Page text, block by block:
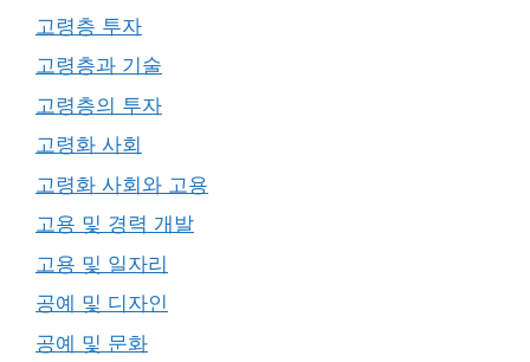
고령층 투자
고령층과 기술
고령층의 투자
고령화 사회
고령화 사회와 고용
고용 및 경력 개발
고용 및 일자리
공예 및 디자인
공예 및 문화